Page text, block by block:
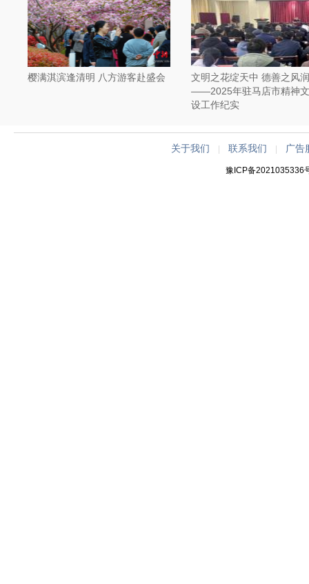
樱满淇滨逢清明 八方游客赴盛会
文明之花绽天中 德善之风
——2025年驻马店市精神
设工作纪实
关于我们 |联系我们 广告
豫ICP备2021035336